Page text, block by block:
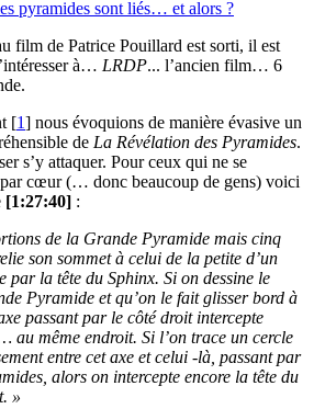
pyramides sont liés… et alors ?
film de Patrice Pouillard est sorti, il est
à… LRDP... l’ancien film… 6
[1] nous évoquions de manière évasive un
de La Révélation des Pyramides.
s’y attaquer. Pour ceux qui ne se
cœur (… donc beaucoup de gens) voici
[1:27:40] :
de la Grande Pyramide mais cinq
son sommet à celui de la petite d’un
par la tête du Sphinx. Si on dessine le
Pyramide et qu’on le fait glisser bord à
passant par le côté droit intercepte
au même endroit. Si l’on trace un cercle
entre cet axe et celui -là, passant par
alors on intercepte encore la tête du
»